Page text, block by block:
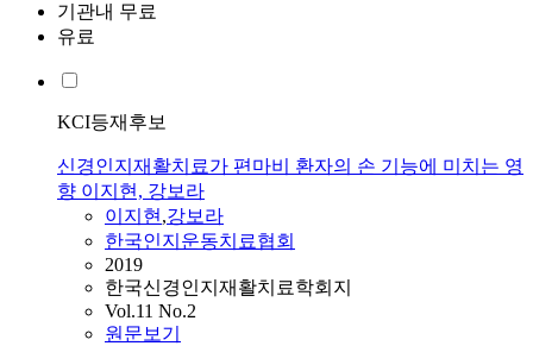
기관내 무료
유료
KCI등재후보
신경인지재활치료가 편마비 환자의 손 기능에 미치는 영
향 이지현, 강보라
이지현,강보라
한국인지운동치료협회
2019
한국신경인지재활치료학회지
Vol.11 No.2
원문보기